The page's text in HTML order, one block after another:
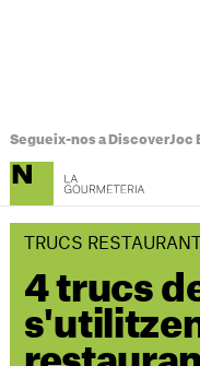
Segueix-nos a DiscoverJoc
TRUCS
4 trucs